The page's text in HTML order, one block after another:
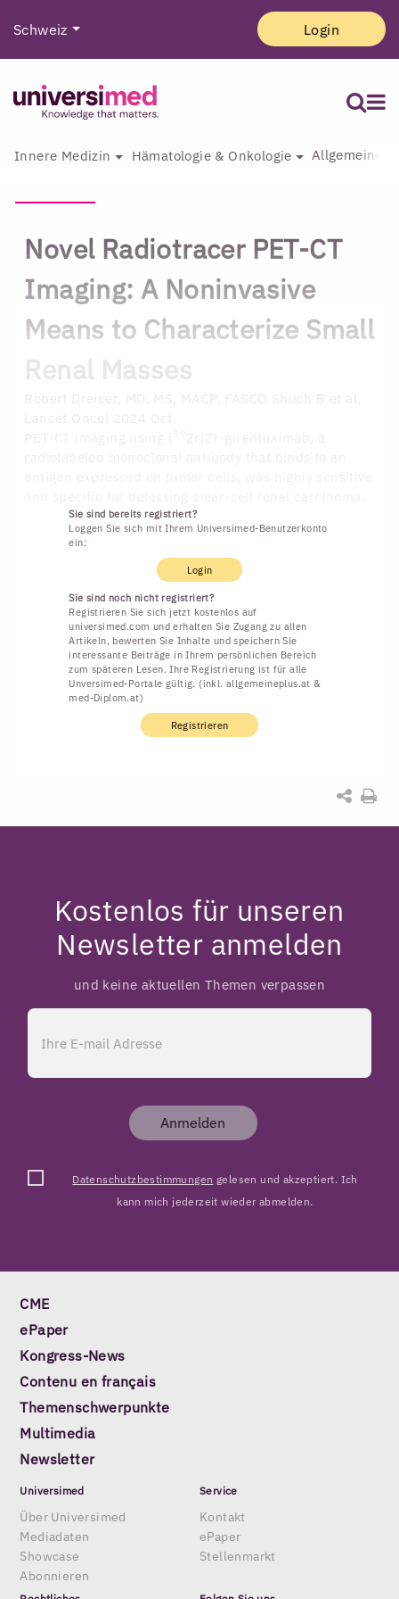
Schweiz Login
Innere Medizin Hämatologie & Onkologie Allgemeine
Novel Radiotracer PET-CT
Imaging: A Noninvasive
Means to Characterize Small
Renal Masses
Sie sind bereits registriert?
Loggen Sie sich mit Ihrem Universimed-Benutzerkonto
ein:
Login
Sie sind noch nicht registriert?
Registrieren Sie sich jetzt kostenlos auf
universimed.com und erhalten Sie Zugang zu allen
Artikeln, bewerten Sie Inhalte und speichern Sie
interessante Beiträge in Ihrem persönlichen Bereich
zum späteren Lesen. Ihre Registrierung ist für alle
Unversimed-Portale gültig. (inkl. allgemeineplus.at &
med-Diplom.at)
Registrieren
Kostenlos für unseren
Newsletter anmelden
und keine aktuellen Themen verpassen
Anmelden
Datenschutzbestimmungen gelesen und akzeptiert. Ich
kann mich jederzeit wieder abmelden.
CME
ePaper
Kongress-News
Contenu en français
Themenschwerpunkte
Multimedia
Newsletter
Universimed
Über Universimed
Mediadaten
Showcase
Abonnieren
Service
Kontakt
ePaper
Stellenmarkt